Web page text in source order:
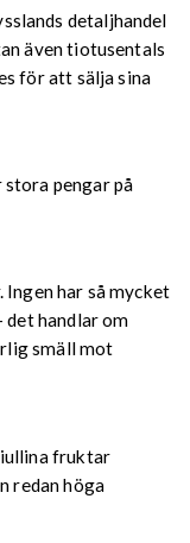
detaljhandel
även tiotusentals
för att sälja sina
pengar på
har så mycket
handlar om
smäll mot
fruktar
redan höga